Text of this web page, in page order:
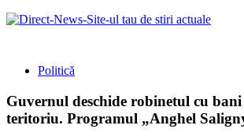
Politică
Guvernul deschide robinetul cu
teritoriu. Programul „Anghel